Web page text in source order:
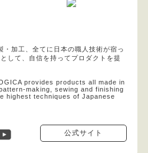
・加工、全てに日本の職人技術が宿っ
して、自信を持ってプロダクトを提
provides products all made in
making, sewing and finishing
highest techniques of Japanese
公式サイト